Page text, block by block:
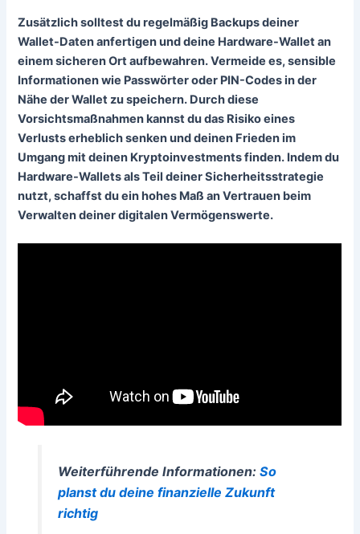
Zusätzlich solltest du regelmäßig Backups deiner
Wallet-Daten anfertigen und deine Hardware-Wallet an
einem sicheren Ort aufbewahren. Vermeide es, sensible
Informationen wie Passwörter oder PIN-Codes in der
Nähe der Wallet zu speichern. Durch diese
Vorsichtsmaßnahmen kannst du das Risiko eines
Verlusts erheblich senken und deinen Frieden im
Umgang mit deinen Kryptoinvestments finden. Indem du
Hardware-Wallets als Teil deiner Sicherheitsstrategie
nutzt, schaffst du ein hohes Maß an Vertrauen beim
Verwalten deiner digitalen Vermögenswerte.
Weiterführende Informationen: So
planst du deine finanzielle Zukunft
richtig